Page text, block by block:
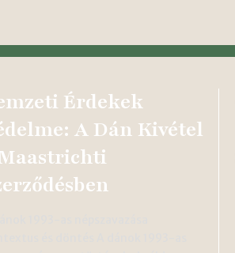
Érdekek
A Dán Kivétel